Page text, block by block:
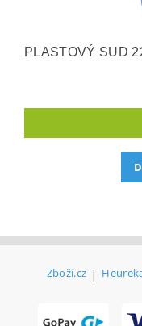
PLASTOVÝ SUD
Zboží.cz |